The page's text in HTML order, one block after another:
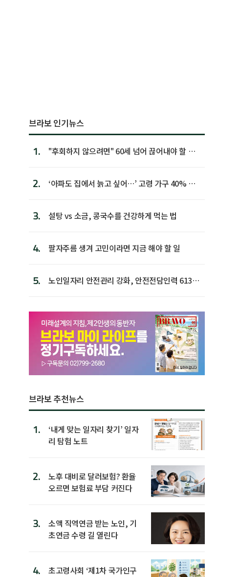
브라보 인기뉴스
1.
"후회하지 않으려면" 60세 넘어 끊어내야 할 사
2.
‘아파도 집에서 늙고 싶어…’ 고령 가구 40% 노
3. 설탕 vs 소금, 콩국수를 건강하게 먹는 법
4. 팔자주름 생겨 고민이라면 지금 해야 할 일
5.
노인일자리 안전관리 강화, 안전전담인력 613명
브라보 추천뉴스
1.
‘내게 맞는 일자리 찾기’ 일자
리 탐험 노트
2.
노후 대비로 달러보험? 환율
오르면 보험료 부담 커진다
3.
소액 직역연금 받는 노인, 기
초연금 수령 길 열린다
4.
초고령사회 ‘제1차 국가인구